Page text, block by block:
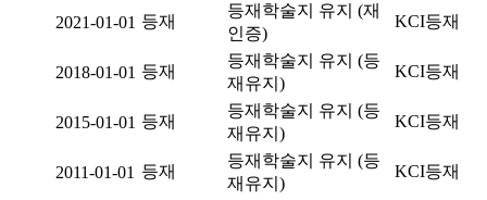
2021-01-01 등재
등재학술지 유지 (재
인증)
KCI등재
2018-01-01 등재
등재학술지 유지 (등
재유지)
KCI등재
2015-01-01 등재
등재학술지 유지 (등
재유지)
KCI등재
2011-01-01 등재
등재학술지 유지 (등
재유지)
KCI등재